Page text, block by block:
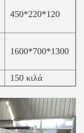
450*220*120
1600*700*1300
150 κιλά